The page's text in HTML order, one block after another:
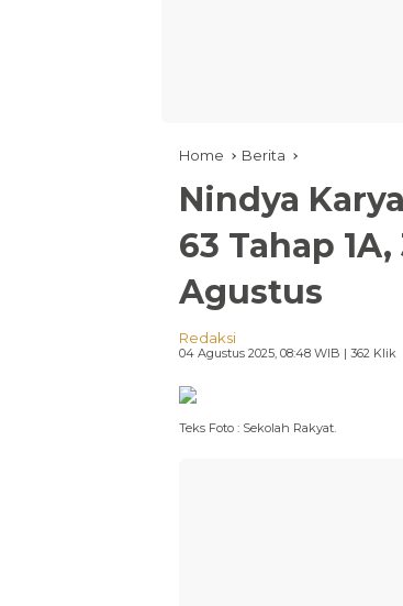
Home Berita
Nindya
63 Tahap
Agustus
Redaksi
04 Agustus 2025, 08:48 WIB | 362 Klik
Teks Foto : Sekolah Rakyat.